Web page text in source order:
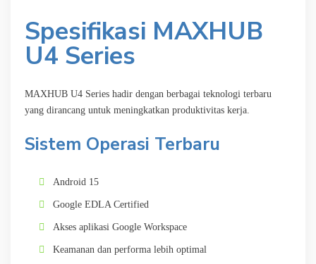
Spesifikasi MAXHUB
U4 Series
MAXHUB U4 Series hadir dengan berbagai teknologi terbaru
yang dirancang untuk meningkatkan produktivitas kerja.
Sistem Operasi Terbaru
Android 15
Google EDLA Certified
Akses aplikasi Google Workspace
Keamanan dan performa lebih optimal